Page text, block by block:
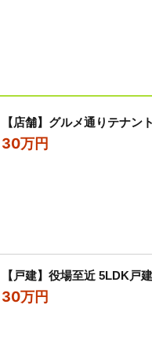
【店舗】グルメ通りテナント
30万円
【戸建】役場至近 5LDK戸建
30万円